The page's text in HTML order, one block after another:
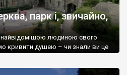
парк і, звичайно,
найвідомішою людиною свого
кривити душею – чи знали ви це